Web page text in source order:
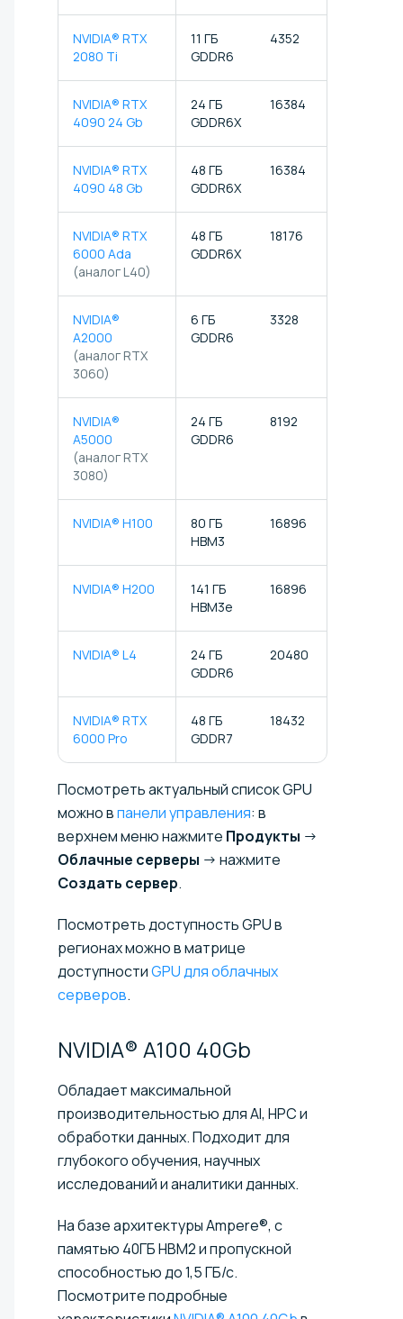
NVIDIA® RTX
2080 Ti
11 ГБ
GDDR6
4352
NVIDIA® RTX
4090 24 Gb
24 ГБ
GDDR6X
16384
NVIDIA® RTX
4090 48 Gb
48 ГБ
GDDR6X
16384
NVIDIA® RTX
6000 Ada
(аналог L40)
48 ГБ
GDDR6X
18176
NVIDIA®
A2000
(аналог RTX
3060)
6 ГБ
GDDR6
3328
NVIDIA®
A5000
(аналог RTX
3080)
24 ГБ
GDDR6
8192
NVIDIA® H100
80 ГБ
HBM3
16896
NVIDIA® H200
141 ГБ
HBM3e
16896
NVIDIA® L4
24 ГБ
GDDR6
20480
NVIDIA® RTX
6000 Pro
48 ГБ
GDDR7
18432
Посмотреть актуальный список GPU
можно впанели управления: в
верхнем меню нажмите Продукты →
Облачные серверы → нажмите
Создать сервер.
Посмотреть доступность GPU в
регионах можно в матрице
доступностиGPU для облачных
серверов.
NVIDIA® A100 40Gb
Обладает максимальной
производительностью для AI, HPC и
обработки данных. Подходит для
глубокого обучения, научных
исследований и аналитики данных.
На базе архитектуры Ampere®, c
памятью 40ГБ HBM2 и пропускной
способностью до 1,5 ГБ/с.
Посмотрите подробные